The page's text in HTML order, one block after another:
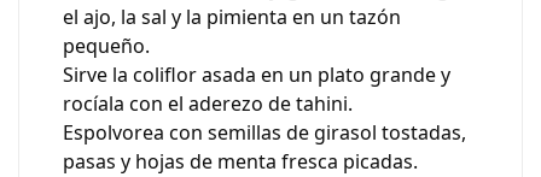
el ajo, la sal y la pimienta en un tazón
pequeño.
Sirve la coliflor asada en un plato grande y
rocíala con el aderezo de tahini.
Espolvorea con semillas de girasol tostadas,
pasas y hojas de menta fresca picadas.